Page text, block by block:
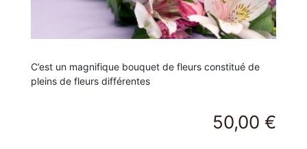
C’est un magnifique bouquet de fleurs constitué de
pleins de fleurs différentes
50,00€